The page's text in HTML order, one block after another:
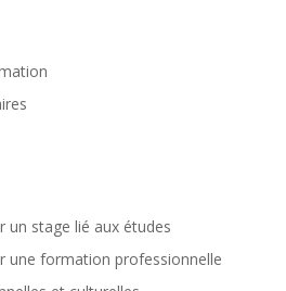
un stage lié aux études
une formation professionnelle